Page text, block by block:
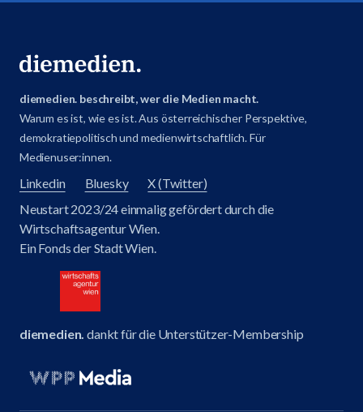
diemedien. beschreibt, wer die Medien macht.
Warum es ist, wie es ist. Aus österreichischer Perspektive,
demokratiepolitisch und medienwirtschaftlich. Für
Medienuser:innen.
Linkedin Bluesky
X (Twitter)
Neustart 2023/24 einmalig gefördert durch die
Wirtschaftsagentur Wien.
Ein Fonds der Stadt Wien.
diemedien. dankt für die Unterstützer-Membership